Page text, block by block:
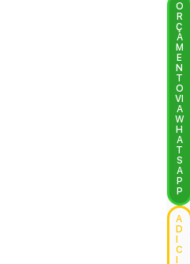
O
R
Ç
A
M
E
N
T
O
VI
A
W
H
A
T
S
A
P
P
A
D
C